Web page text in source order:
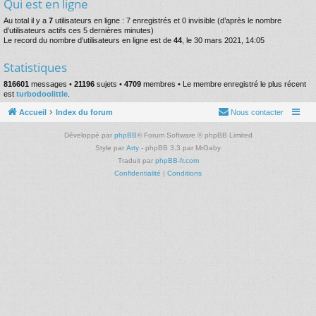
Qui est en ligne
Au total il y a 7 utilisateurs en ligne : 7 enregistrés et 0 invisible (d’après le nombre
d’utilisateurs actifs ces 5 dernières minutes)
Le record du nombre d’utilisateurs en ligne est de 44 , le 30 mars 2021, 14:05
Statistiques
816601 messages • 21196 sujets • 4709 membres • Le membre enregistré le plus récent
est turbodoolittle
Accueil Index du forum Nous contacter
Développé par phpBB® Forum Software © phpBB Limited
Style par Arty - phpBB 3.3 par MrGaby
Traduit par phpBB-fr.com
Confidentialité | Conditions